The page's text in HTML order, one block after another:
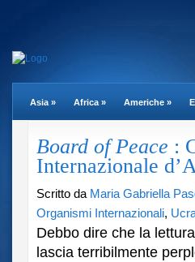
Asia » Africa » Americhe »
Board of Peace :
Internazionale
Scritto da Maria Gabriella
Organismi Internazionali,
Debbo dire che la
lascia terribilmente